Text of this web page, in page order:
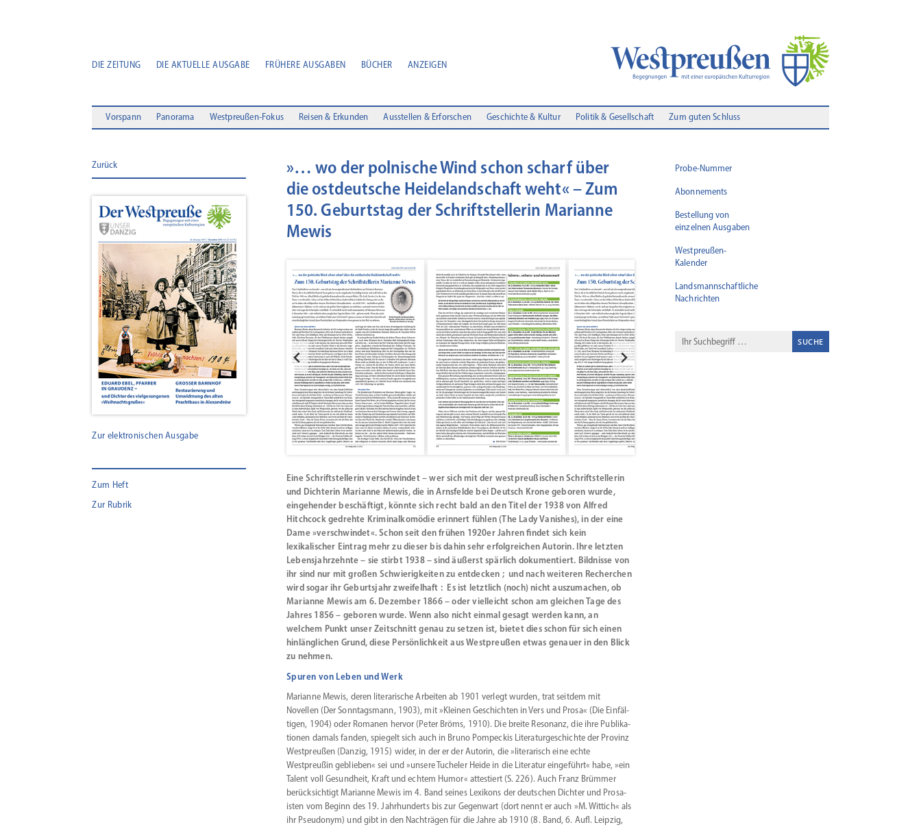
DIE ZEITUNG DIE AKTUELLE AUSGABE FRÜHERE AUSGABEN BÜCHER ANZEIGEN
Vorspann Panorama Westpreußen-Fokus Reisen & Erkunden Ausstellen & Erforschen Geschichte & Kultur Politik & Gesellschaft Zum guten Schluss
Zurück
Zur elektronischen Ausgabe
Zum Heft
Zur Rubrik
»… wo der polnische Wind schon scharf über
die ostdeutsche Heidelandschaft weht« – Zum
150. Geburtstag der Schriftstellerin Marianne
Mewis
Eine Schriftstellerin verschwindet – wer sich mit der westpreußischen Schriftstellerin
und Dichterin Marianne Mewis, die in Arnsfelde bei Deutsch Krone geboren wurde,
eingehender beschäftigt, könnte sich recht bald an den Titel der 1938 von Alfred
Hitchcock gedrehte Kriminalkomödie erinnert fühlen (The Lady Vanishes), in der eine
Dame »verschwindet«. Schon seit den frühen 1920er Jahren findet sich kein
lexikalischer Eintrag mehr zu dieser bis dahin sehr erfolgreichen Autorin. Ihre letzten
Lebensjahrzehnte – sie stirbt 1938 – sind äußerst spärlich dokumentiert. Bildnisse von
ihr sind nur mit großen Schwierigkeiten zu entdecken ; und nach weiteren Recherchen
wird sogar ihr Geburtsjahr zweifelhaft : Es ist letztlich (noch) nicht auszumachen, ob
Marianne Mewis am 6. Dezember 1866 – oder vielleicht schon am gleichen Tage des
Jahres 1856 – geboren wurde. Wenn also nicht einmal gesagt werden kann, an
welchem Punkt unser Zeitschnitt genau zu setzen ist, bietet dies schon für sich einen
hinlänglichen Grund, diese Persönlichkeit aus Westpreußen etwas genauer in den Blick
zu nehmen.
Spuren von Leben und Werk
Marianne Mewis, deren litera­rische Arbeiten ab 1901 verlegt wurden, trat seitdem mit
Novellen (Der Sonntagsmann, 1903), mit »Kleinen Geschichten in Vers und Prosa« (Die Einfäl­
tigen, 1904) oder Romanen hervor (Peter Bröms, 1910). Die breite Resonanz, die ihre Publi­ka­
tionen damals fanden, spiegelt sich auch in Bruno Pompeckis Litera­tur­ge­schichte der Provinz
Westpreußen (Danzig, 1915) wider, in der er der Autorin, die »litera­risch eine echte
Westpreußin geblieben« sei und »unsere Tucheler Heide in die Literatur einge­führt« habe, »ein
Talent voll Gesundheit, Kraft und echtem Humor« attes­tiert (S. 226). Auch Franz Brümmer
berück­sichtigt Marianne Mewis im 4. Band seines Lexikons der deutschen Dichter und Prosa­
isten vom Beginn des 19. Jahrhun­derts bis zur Gegenwart (dort nennt er auch »M. Wittich« als
ihr Pseudonym) und gibt in den Nachträgen für die Jahre ab 1910 (8. Band, 6. Aufl. Leipzig,
Probe-Nummer
Abonnements
Bestellung von
einzelnen Ausgaben
Westpreußen-
Kalender
Landsmannschaftliche
Nachrichten